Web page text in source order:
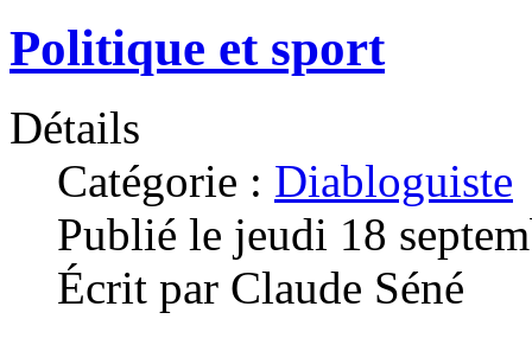
Politique et sport
Détails
Catégorie : Diabloguiste
Publié le jeudi 18
Écrit par Claude Séné